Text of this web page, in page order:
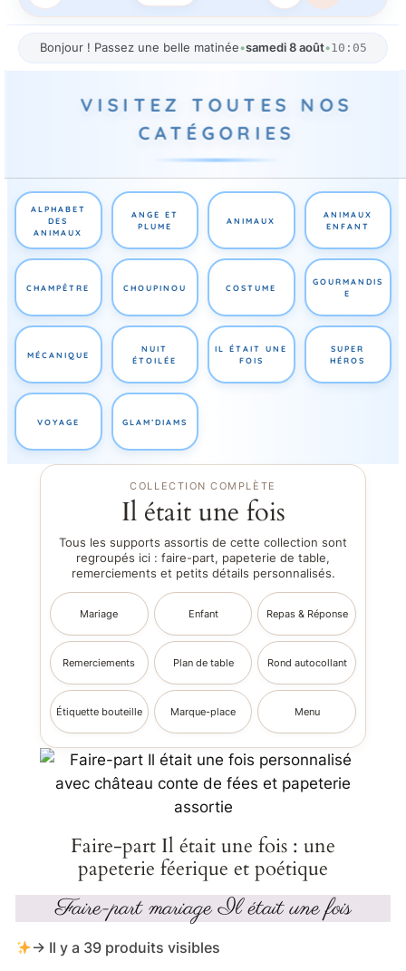
Bonjour ! Passez une belle matinée•samedi 8 août•10:05
VISITEZ TOUTES NOS
CATÉGORIES
ALPHABET
DES
ANIMAUX
ANGE ET
PLUME
ANIMAUX
ANIMAUX
ENFANT
CHAMPÊTRE CHOUPINOU COSTUME
GOURMANDIS
E
MÉCANIQUE
NUIT
ÉTOILÉE
IL ÉTAIT UNE
FOIS
SUPER
HÉROS
VOYAGE GLAM’DIAMS
COLLECTION COMPLÈTE
Il était une fois
Tous les supports assortis de cette collection sont
regroupés ici : faire-part, papeterie de table,
remerciements et petits détails personnalisés.
Mariage Enfant Repas & Réponse
Remerciements Plan de table Rond autocollant
Étiquette bouteille Marque-place Menu
Faire-part Il était une fois : une
papeterie féerique et poétique
Faire-part mariage Il était une fois
→ Il y a 39 produits visibles